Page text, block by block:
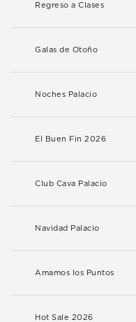
Regreso a Clases
Galas de Otoño
Noches Palacio
El Buen Fin 2026
Club Cava Palacio
Navidad Palacio
Amamos los Puntos
Hot Sale 2026